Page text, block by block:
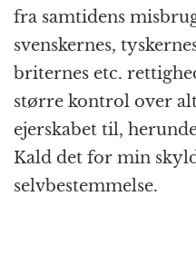
fra samtidens
svenskernes,
briternes etc.
større kontrol over
ejerskabet til,
Kald det for min
selvbestemmelse.